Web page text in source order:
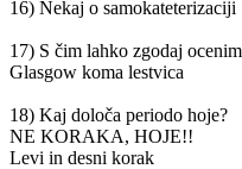
16) Nekaj o samokateterizaciji
17) S čim lahko zgodaj
Glasgow koma lestvica
18) Kaj določa periodo hoje?
NE KORAKA, HOJE!!
Levi in desni korak